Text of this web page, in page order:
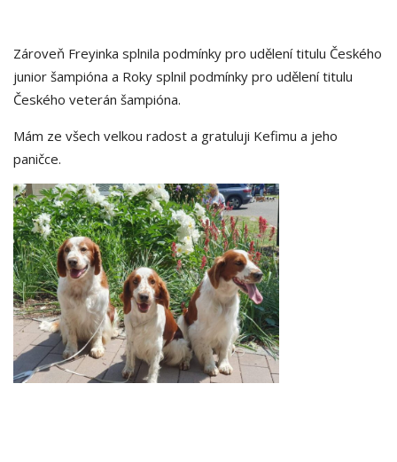
Zároveň Freyinka splnila podmínky pro udělení titulu Českého
junior šampióna a Roky splnil podmínky pro udělení titulu
Českého veterán šampióna.
Mám ze všech velkou radost a gratuluji Kefimu a jeho
paničce.